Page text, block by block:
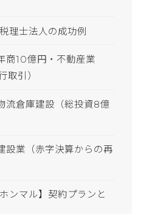
理士法人の成功例
商10億円・不動産業
取引）
流倉庫建設（総投資8億
設業（赤字決算からの再
ンマル】契約プランと